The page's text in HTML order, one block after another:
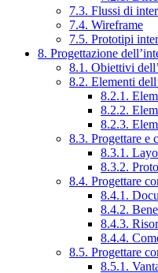
7.3. Flussi di
7.4. Wireframe
7.5. Prototipi
8. Progettazione
8.1. Obiettivi
8.2. Elementi
8.2.1.
8.2.2.
8.2.3.
8.3. Progettare e
8.3.1.
8.3.2.
8.4. Progettare
8.4.1.
8.4.2.
8.4.3.
8.4.4.
8.5. Progettare
8.5.1.